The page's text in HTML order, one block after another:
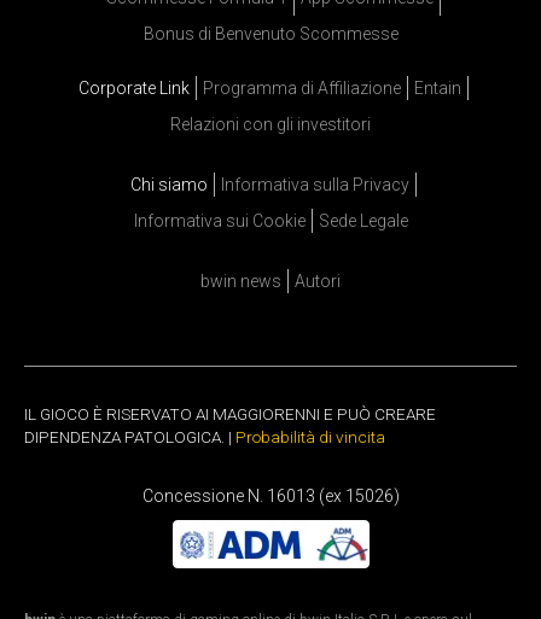
Bonus di Benvenuto Scommesse
Corporate Link Programma di Affiliazione
Entain
Relazioni con gli investitori
Chi siamo
Informativa sulla Privacy
Informativa sui Cookie
Sede Legale
bwin news Autori
IL GIOCO È RISERVATO AI MAGGIORENNI E PUÒ CREARE
DIPENDENZA PATOLOGICA. | Probabilità di vincita
Concessione N. 16013 (ex 15026)